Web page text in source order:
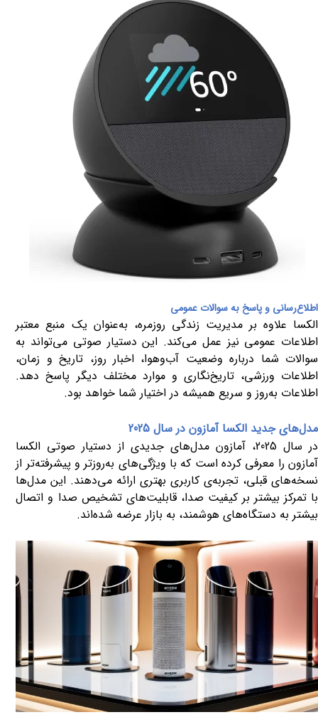
اطلاع‌رسانی و پاسخ به سوالات عمومی
الکسا علاوه بر مدیریت زندگی روزمره، به‌عنوان یک منبع معتبر
اطلاعات عمومی نیز عمل می‌کند. این دستیار صوتی می‌تواند به
سوالات شما درباره وضعیت آب‌وهوا، اخبار روز، تاریخ و زمان،
اطلاعات ورزشی، تاریخ‌نگاری و موارد مختلف دیگر پاسخ دهد.
اطلاعات به‌روز و سریع همیشه در اختیار شما خواهد بود.
مدل‌های جدید الکسا آمازون در سال 2025
در سال 2025، آمازون مدل‌های جدیدی از دستیار صوتی الکسا
آمازون را معرفی کرده است که با ویژگی‌های به‌روزتر و پیشرفته‌تر از
نسخه‌های قبلی، تجربه‌ی کاربری بهتری ارائه می‌دهند. این مدل‌ها
با تمرکز بیشتر بر کیفیت صدا، قابلیت‌های تشخیص صدا و اتصال
بیشتر به دستگاه‌های هوشمند، به بازار عرضه شده‌اند.